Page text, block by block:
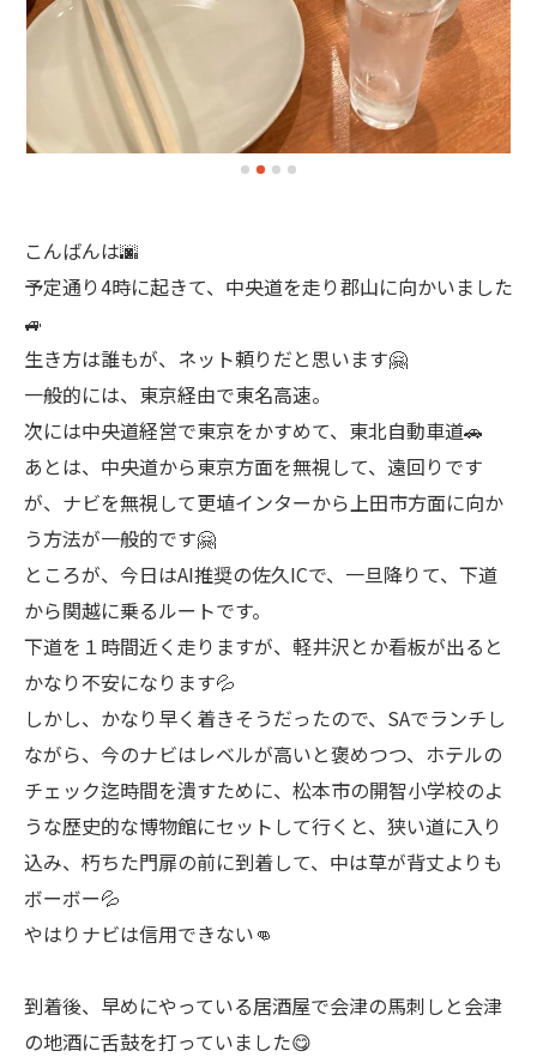
こんばんは🌆
予定通り4時に起きて、中央道を走り郡山に向かいました
🚙
生き方は誰もが、ネット頼りだと思います🤗
一般的には、東京経由で東名高速。
次には中央道経営で東京をかすめて、東北自動車道🚗
あとは、中央道から東京方面を無視して、遠回りです
が、ナビを無視して更埴インターから上田市方面に向か
う方法が一般的です🤗
ところが、今日はAI推奨の佐久ICで、一旦降りて、下道
から関越に乗るルートです。
下道を１時間近く走りますが、軽井沢とか看板が出ると
かなり不安になります💦
しかし、かなり早く着きそうだったので、SAでランチし
ながら、今のナビはレベルが高いと褒めつつ、ホテルの
チェック迄時間を潰すために、松本市の開智小学校のよ
うな歴史的な博物館にセットして行くと、狭い道に入り
込み、朽ちた門扉の前に到着して、中は草が背丈よりも
ボーボー💦
やはりナビは信用できない👊
到着後、早めにやっている居酒屋で会津の馬刺しと会津
の地酒に舌鼓を打っていました😋